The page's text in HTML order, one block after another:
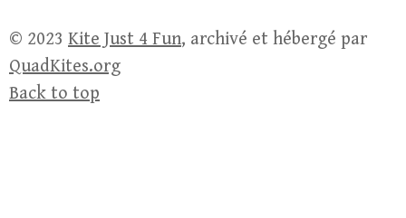
© 2023 Kite Just 4 Fun, archivé et hébergé par
QuadKites.org
Back to top